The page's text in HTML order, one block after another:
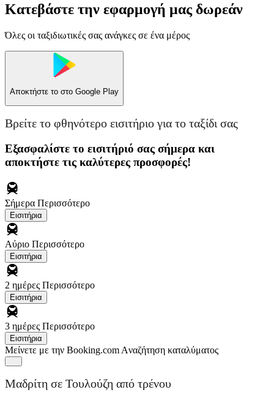
Κατεβάστε την εφαρμογή μας δωρεάν
Όλες οι ταξιδιωτικές σας ανάγκες σε ένα μέρος
Αποκτήστε το στο Google Play
Βρείτε το φθηνότερο εισιτήριο για το ταξίδι σας
Εξασφαλίστε το εισιτήριό σας σήμερα και
αποκτήστε τις καλύτερες προσφορές!
Σήμερα Περισσότερο
Εισιτήρια
Αύριο Περισσότερο
Εισιτήρια
2 ημέρες Περισσότερο
Εισιτήρια
3 ημέρες Περισσότερο
Εισιτήρια
Μείνετε με την Booking.com Aναζήτηση καταλύματος
Μαδρίτη σε Τουλούζη από τρένου